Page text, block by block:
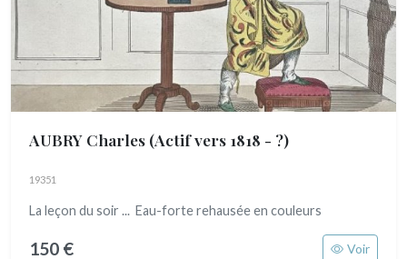
AUBRY Charles (Actif vers 1818 - ?)
19351
La leçon du soir ... Eau-forte rehausée en couleurs
150 € Voir